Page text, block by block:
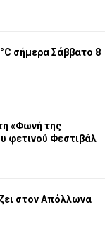
σήμερα Σάββατο 8
«Φωνή της
φετινού Φεστιβάλ
στον Απόλλωνα